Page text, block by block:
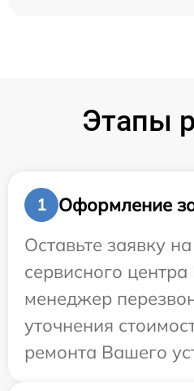
Этапы
1
Оформление
Оставьте заявку
сервисного
менеджер
уточнения
ремонта Вашего